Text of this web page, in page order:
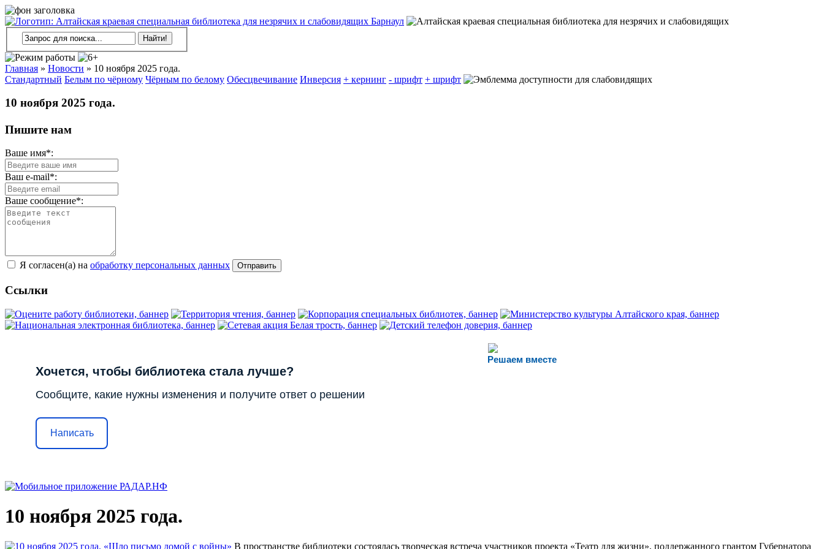
Главная » Новости » 10 ноября 2025 года.
Стандартный Белым по чёрному Чёрным по белому Обесцвечивание Инверсия + кернинг - шрифт + шрифт
10 ноября 2025 года.
Пишите нам
Ваше имя*:
Ваш e-mail*:
Ваше сообщение*:
Я согласен(а) на обработку персональных данных
Ссылки
Решаем вместе
Хочется, чтобы библиотека стала лучше?
Сообщите, какие нужны изменения и получите ответ о решении
Написать
10 ноября 2025 года.
В пространстве библиотеки состоялась творческая встреча участников проекта «Театр для жизни», поддержанного грантом Губернатора